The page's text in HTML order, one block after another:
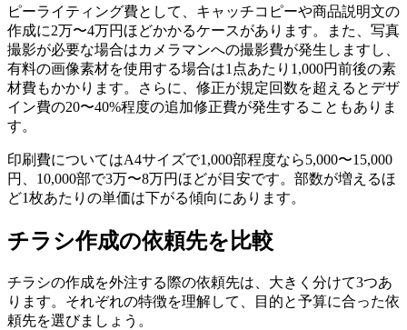
ピーライティング費として、キャッチコピーや商品説明文の
作成に2万〜4万円ほどかかるケースがあります。また、写真
撮影が必要な場合はカメラマンへの撮影費が発生しますし、
有料の画像素材を使用する場合は1点あたり1,000円前後の素
材費もかかります。さらに、修正が規定回数を超えるとデザ
イン費の20〜40%程度の追加修正費が発生することもありま
す。
印刷費についてはA4サイズで1,000部程度なら5,000〜15,000
円、10,000部で3万〜8万円ほどが目安です。部数が増えるほ
ど1枚あたりの単価は下がる傾向にあります。
チラシ作成の依頼先を比較
チラシの作成を外注する際の依頼先は、大きく分けて3つあ
ります。それぞれの特徴を理解して、目的と予算に合った依
頼先を選びましょう。